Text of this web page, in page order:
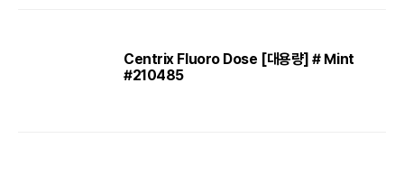
Centrix Fluoro Dose [대용량] # Mint
#210485